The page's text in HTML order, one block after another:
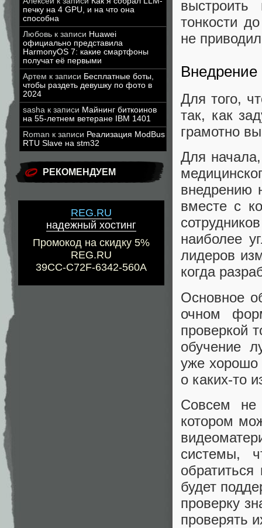
печку на 4 GPU, и на что она
способна
Любовь к записи Huawei
официально представила
HarmonyOS 7: какие смартфоны
получат её первыми
Артем к записи Бесплатные боты,
чтобы раздеть девушку по фото в
2024
sasha к записи Майнинг биткоинов
на 55-летнем ветеране IBM 1401
Roman к записи Реализация ModBus
RTU Slave на stm32
РЕКОМЕНДУЕМ
REG.RU
надежный хостинг
Промокод на скидку 5%
REG.RU
39CC-C72F-6342-560A
тонкости
не
Внедрение
Для того,
так, как
грамотно
Для начала,
внедрению
вместе с
наиболее
лидеров
когда
Основное
очном
проверкой
обучение
уже хорошо
о каких-то
Совсем не
котором
системы,
будет
проверку
проверять